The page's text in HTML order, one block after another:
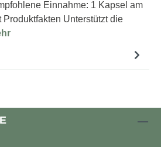
Einnahme: 1 Kapsel am
Produktfakten Unterstützt die